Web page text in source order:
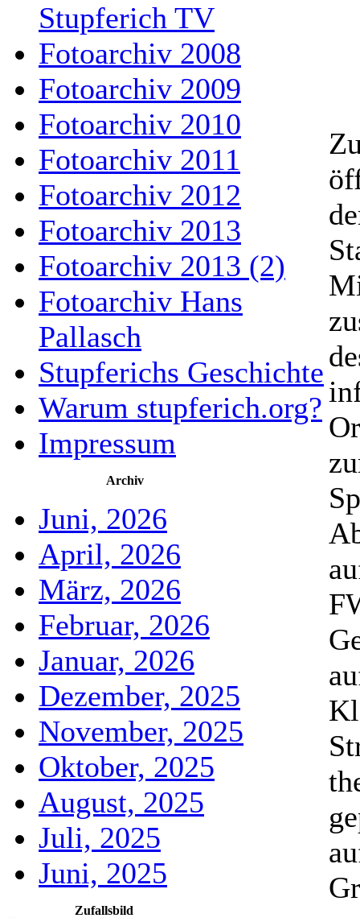
Stupferich TV
Fotoarchiv 2008
Fotoarchiv 2009
Fotoarchiv 2010
Fotoarchiv 2011
Fotoarchiv 2012
Fotoarchiv 2013
Fotoarchiv 2013 (2)
Fotoarchiv Hans
Pallasch
Stupferichs Geschichte
Warum stupferich.org?
Impressum
Archiv
Juni, 2026
April, 2026
März, 2026
Februar, 2026
Januar, 2026
Dezember, 2025
November, 2025
Oktober, 2025
August, 2025
Juli, 2025
Juni, 2025
Zufallsbild